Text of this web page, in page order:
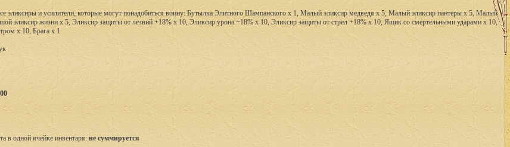
эликсиры и усилители, которые могут понадобиться воину: Бутылка Элитного Шампанского х 1, Малый эликсир медведя х 5, Малый эликсир пантеры х 5, Малый
эликсир жизни x 5, Эликсир защиты от лезвий +18% x 10, Эликсир урона +18% x 10, Эликсир защиты от стрел +18% x 10, Ящик со смертельными ударами x 10,
x 10, Брага x 1
в одной ячейке инвентаря: не суммируется